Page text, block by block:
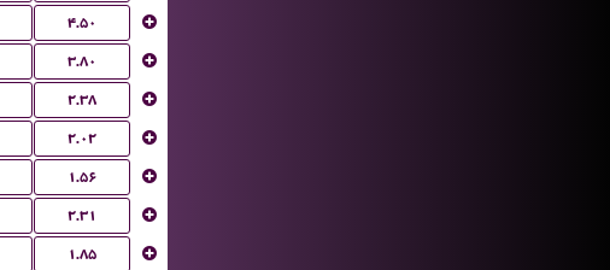
۴.۵۰
۳.۸۰
۲.۳۸
۲.۰۲
۱.۵۶
۲.۳۱
۱.۸۵